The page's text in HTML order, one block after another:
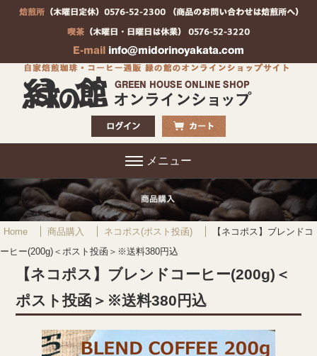
メニュー
Home 商品購入 ネコポス(ポスト投函)
【ネコポス】ブレンドコ
ーヒー(200g)＜ポスト投函＞※送料380円込
【ネコポス】ブレンドコーヒー(200g)＜
ポスト投函＞※送料380円込